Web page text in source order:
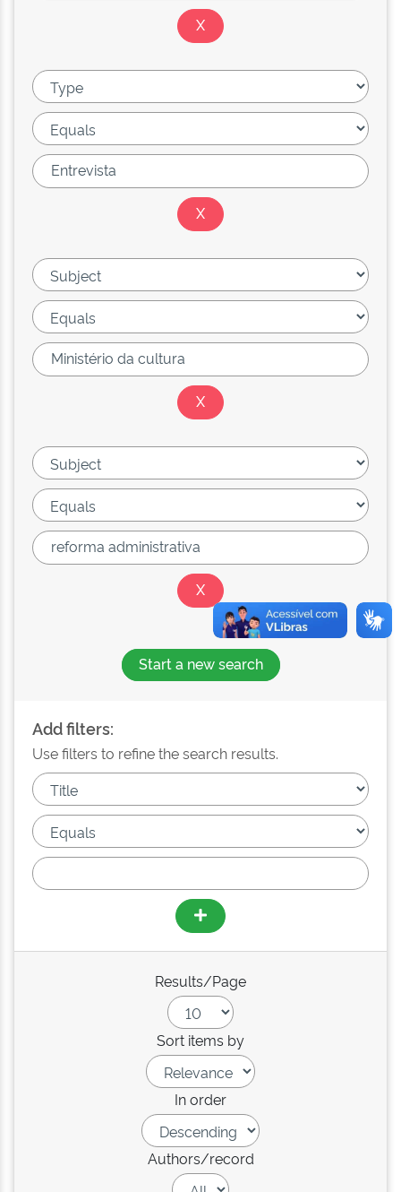
Start a new search
Add filters:
Use filters to refine the search results.
Results/Page
Sort items by
In order
Authors/record